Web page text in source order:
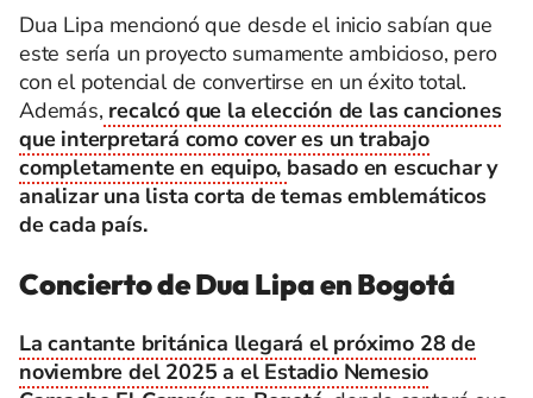
Dua Lipa mencionó que desde el inicio sabían que
este sería un proyecto sumamente ambicioso, pero
con el potencial de convertirse en un éxito total.
Además, recalcó que la elección de las canciones
que interpretará como cover es un trabajo
completamente en equipo, basado en escuchar y
analizar una lista corta de temas emblemáticos
de cada país.
Concierto de Dua Lipa en Bogotá
La cantante británica llegará el próximo 28 de
noviembre del 2025 a el Estadio Nemesio